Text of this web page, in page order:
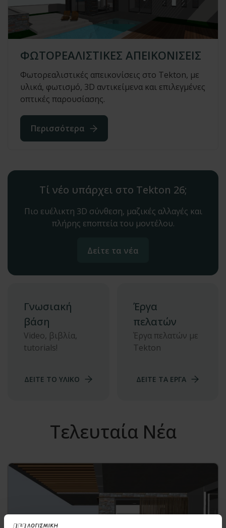
ΦΩΤΟΡΕΑΛΙΣΤΙΚΕΣ ΑΠΕΙΚΟΝΙΣΕΙΣ
Φωτορεαλιστικές απεικονίσεις στο Tekton, με
υλικά, φωτισμό, 3D αντικείμενα και επιλεγμένες
οπτικές παρουσίασης.
Περισσότερα
Τί νέο υπάρχει στο Tekton 26;
Πιο ευέλικτη 3D σύνθεση, μαζικές αλλαγές και
πλήρης εποπτεία του μοντέλου.
Δείτε τα νέα
Γνωσιακή
βάση
Video, βιβλία,
tutorials!
ΔΕΙΤΕ ΤΟ ΥΛΙΚΟ
Έργα
πελατών
Έργα πελατών με
Tekton
ΔΕΙΤΕ ΤΑ ΕΡΓΑ
Τελευταία Νέα